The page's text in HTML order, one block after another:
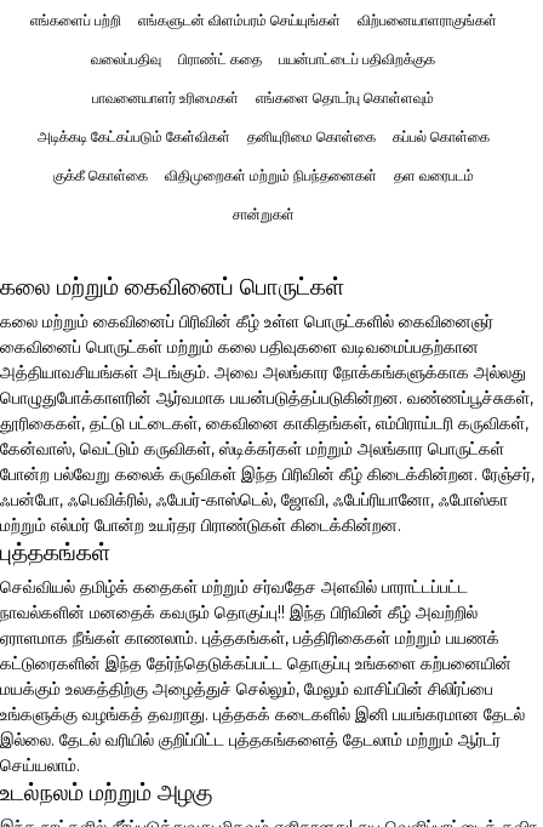
எங்களைப் பற்றி எங்களுடன் விளம்பரம் செய்யுங்கள் விற்பனையாளராகுங்கள்
வலைப்பதிவு பிராண்ட் கதை பயன்பாட்டைப் பதிவிறக்குக
பாவனையாளர் உரிமைகள் எங்களை தொடர்பு கொள்ளவும்
அடிக்கடி கேட்கப்படும் கேள்விகள் தனியுரிமை கொள்கை கப்பல் கொள்கை
குக்கீ கொள்கை விதிமுறைகள் மற்றும் நிபந்தனைகள் தள வரைபடம்
சான்றுகள்
கலை மற்றும் கைவினைப் பொருட்கள்
கலை மற்றும் கைவினைப் பிரிவின் கீழ் உள்ள பொருட்களில் கைவினைஞர்
கைவினைப் பொருட்கள் மற்றும் கலை பதிவுகளை வடிவமைப்பதற்கான
அத்தியாவசியங்கள் அடங்கும். அவை அலங்கார நோக்கங்களுக்காக அல்லது
பொழுதுபோக்காளரின் ஆர்வமாக பயன்படுத்தப்படுகின்றன. வண்ணப்பூச்சுகள்,
தூரிகைகள், தட்டு பட்டைகள், கைவினை காகிதங்கள், எம்பிராய்டரி கருவிகள்,
கேன்வாஸ், வெட்டும் கருவிகள், ஸ்டிக்கர்கள் மற்றும் அலங்கார பொருட்கள்
போன்ற பல்வேறு கலைக் கருவிகள் இந்த பிரிவின் கீழ் கிடைக்கின்றன. ரேஞ்சர்,
ஃபன்போ, ஃபெவிக்ரில், ஃபேபர்-காஸ்டெல், ஜோவி, ஃபேப்ரியானோ, ஃபோஸ்கா
மற்றும் எல்மர் போன்ற உயர்தர பிராண்டுகள் கிடைக்கின்றன.
புத்தகங்கள்
செவ்வியல் தமிழ்க் கதைகள் மற்றும் சர்வதேச அளவில் பாராட்டப்பட்ட
நாவல்களின் மனதைக் கவரும் தொகுப்பு!! இந்த பிரிவின் கீழ் அவற்றில்
ஏராளமாக நீங்கள் காணலாம். புத்தகங்கள், பத்திரிகைகள் மற்றும் பயணக்
கட்டுரைகளின் இந்த தேர்ந்தெடுக்கப்பட்ட தொகுப்பு உங்களை கற்பனையின்
மயக்கும் உலகத்திற்கு அழைத்துச் செல்லும், மேலும் வாசிப்பின் சிலிர்ப்பை
உங்களுக்கு வழங்கத் தவறாது. புத்தகக் கடைகளில் இனி பயங்கரமான தேடல்
இல்லை. தேடல் வரியில் குறிப்பிட்ட புத்தகங்களைத் தேடலாம் மற்றும் ஆர்டர்
செய்யலாம்.
உடல்நலம் மற்றும் அழகு